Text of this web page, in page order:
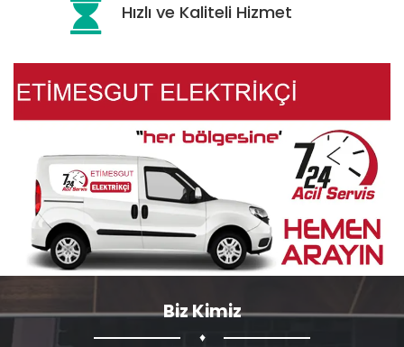
Hızlı ve Kaliteli Hizmet
Biz Kimiz
♦